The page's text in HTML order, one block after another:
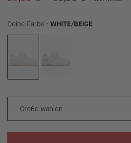
Deine Farbe WHITE/BEIGE